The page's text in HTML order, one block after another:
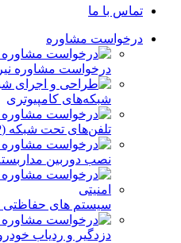
تماس با ما
درخواست مشاوره
درخواست مشاوره
شبکه‌های کامپیوتری
تلفن‌های تحت شبکه (VoIP)
نصب دوربین
سیستم های حفاظتی
دزدگیر و ردیاب